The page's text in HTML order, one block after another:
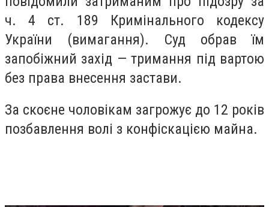
ч. 4 ст. 189 Кримінального кодексу
України (вимагання). Суд обрав їм
запобіжний захід — тримання під вартою
без права внесення застави.
За скоєне чоловікам загрожує до 12 років
позбавлення волі з конфіскацією майна.